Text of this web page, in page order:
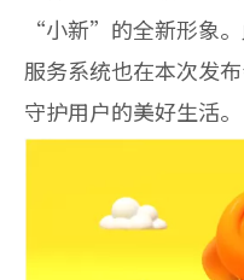
“小新”的全新形象
服务系统也在本次发
守护用户的美好生活。